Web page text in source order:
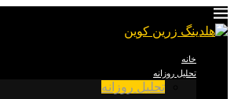
خانه
تحلیل روزانه
تحلیل روزانه